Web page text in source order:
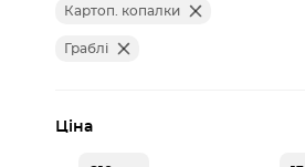
Картоп. копалки
Граблі
Ціна